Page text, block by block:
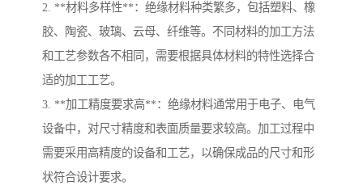
2. **材料多样性**：绝缘材料种类繁多，包括塑料、橡
胶、陶瓷、玻璃、云母、纤维等。不同材料的加工方法
和工艺参数各不相同，需要根据具体材料的特性选择合
适的加工工艺。
3. **加工精度要求高**：绝缘材料通常用于电子、电气
设备中，对尺寸精度和表面质量要求较高。加工过程中
需要采用高精度的设备和工艺，以确保成品的尺寸和形
状符合设计要求。